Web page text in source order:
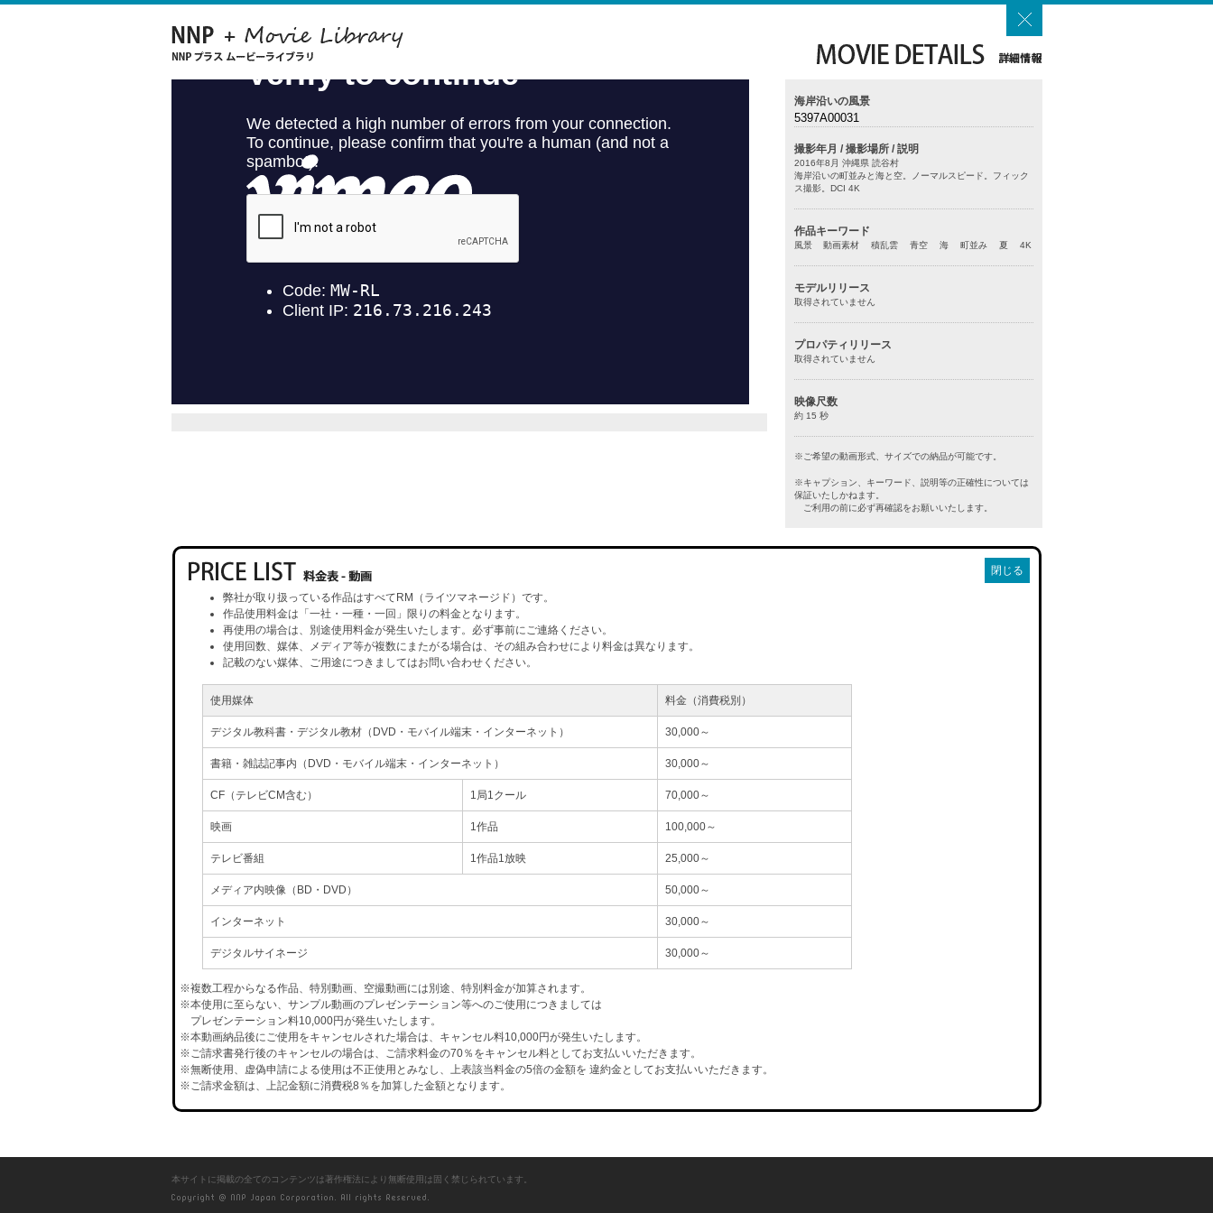
海岸沿いの風景
5397A00031
撮影年月 / 撮影場所 / 説明
2016年8月 沖縄県 読谷村
海岸沿いの町並みと海と空。ノーマルスピード。フィック
ス撮影。DCI 4K
作品キーワード
風景 動画素材 積乱雲 青空 海 町並み 夏 4K
モデルリリース
取得されていません
プロパティリリース
取得されていません
映像尺数
約 15 秒
※ご希望の動画形式、サイズでの納品が可能です。
※キャプション、キーワード、説明等の正確性については
保証いたしかねます。
ご利用の前に必ず再確認をお願いいたします。
閉じる
弊社が取り扱っている作品はすべてRM（ライツマネージド）です。
作品使用料金は「一社・一種・一回」限りの料金となります。
再使用の場合は、別途使用料金が発生いたします。必ず事前にご連絡ください。
使用回数、媒体、メディア等が複数にまたがる場合は、その組み合わせにより料金は異なります。
記載のない媒体、ご用途につきましてはお問い合わせください。
使用媒体 料金（消費税別）
デジタル教科書・デジタル教材（DVD・モバイル端末・インターネット） 30,000～
書籍・雑誌記事内（DVD・モバイル端末・インターネット） 30,000～
CF（テレビCM含む） 1局1クール 70,000～
映画 1作品 100,000～
テレビ番組 1作品1放映 25,000～
メディア内映像（BD・DVD） 50,000～
インターネット 30,000～
デジタルサイネージ 30,000～
※複数工程からなる作品、特別動画、空撮動画には別途、特別料金が加算されます。
※本使用に至らない、サンプル動画のプレゼンテーション等へのご使用につきましては
プレゼンテーション料10,000円が発生いたします。
※本動画納品後にご使用をキャンセルされた場合は、キャンセル料10,000円が発生いたします。
※ご請求書発行後のキャンセルの場合は、ご請求料金の70％をキャンセル料としてお支払いいただきます。
※無断使用、虚偽申請による使用は不正使用とみなし、上表該当料金の5倍の金額を 違約金としてお支払いいただきます。
※ご請求金額は、上記金額に消費税8％を加算した金額となります。
本サイトに掲載の全てのコンテンツは著作権法により無断使用は固く禁じられています。